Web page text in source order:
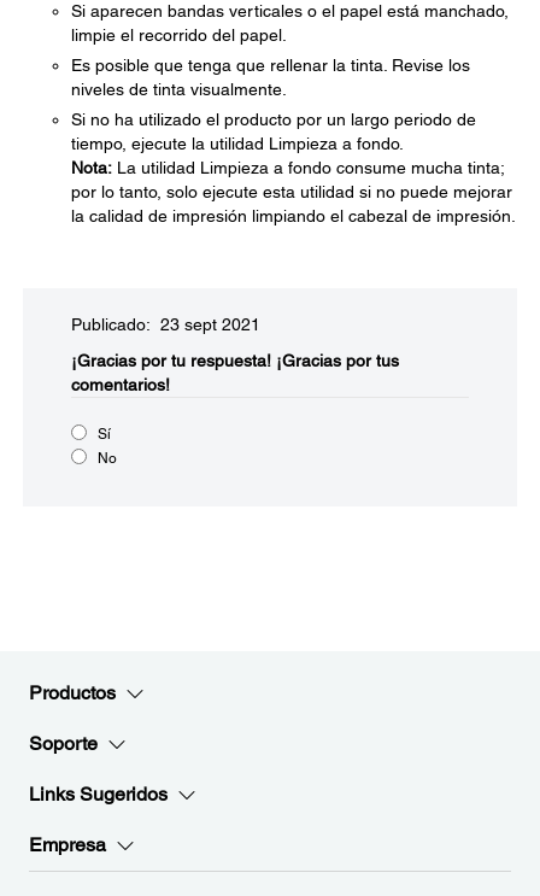
Si aparecen bandas verticales o el papel está manchado,
limpie el recorrido del papel.
Es posible que tenga que rellenar la tinta. Revise los
niveles de tinta visualmente.
Si no ha utilizado el producto por un largo periodo de
tiempo, ejecute la utilidad Limpieza a fondo.
Nota: La utilidad Limpieza a fondo consume mucha tinta;
por lo tanto, solo ejecute esta utilidad si no puede mejorar
la calidad de impresión limpiando el cabezal de impresión.
Publicado: 23 sept 2021
¡Gracias por tu respuesta! ¡Gracias por tus
comentarios!
Sí
No
Productos
Soporte
Links Sugeridos
Empresa